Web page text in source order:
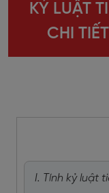
KỶ LUẬT
CHI
I. Tính kỷ luật